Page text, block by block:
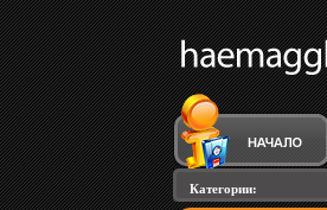
Категории: